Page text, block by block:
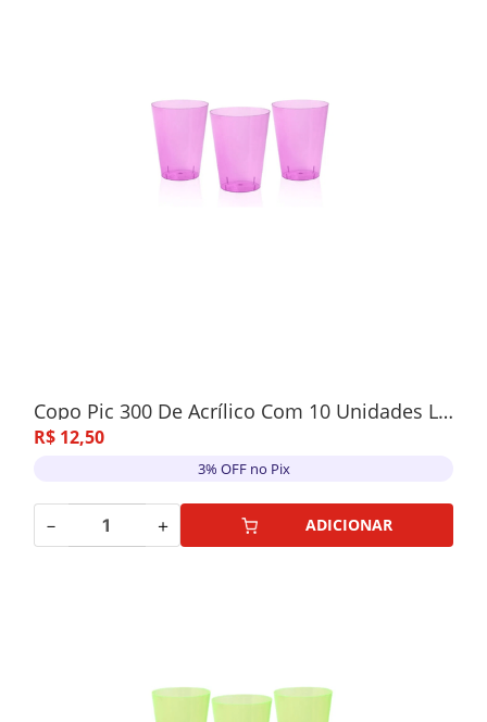
Copo Pic 300 De Acrílico Com 10 Unidades Lilás
R$ 12,50
3% OFF no Pix
－ ＋ ADICIONAR